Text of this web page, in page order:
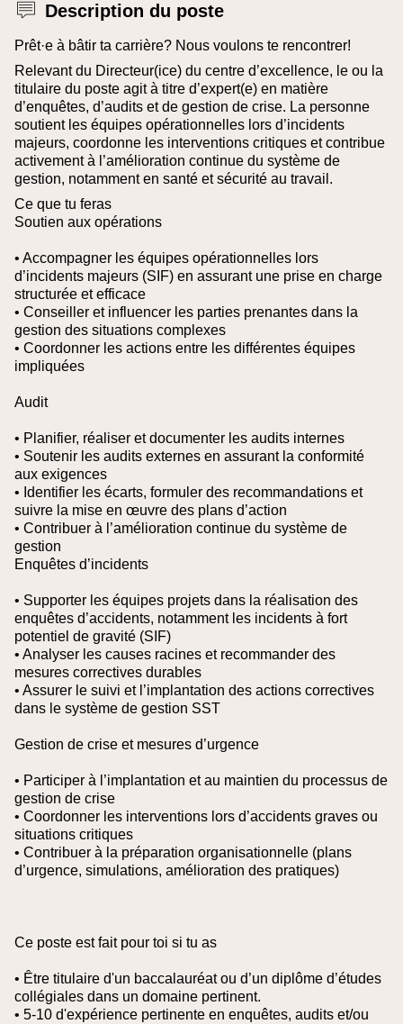
Description du poste
Prêt·e à bâtir ta carrière? Nous voulons te rencontrer!
Relevant du Directeur(ice) du centre d’excellence, le ou la
titulaire du poste agit à titre d’expert(e) en matière
d’enquêtes, d’audits et de gestion de crise. La personne
soutient les équipes opérationnelles lors d’incidents
majeurs, coordonne les interventions critiques et contribue
activement à l’amélioration continue du système de
gestion, notamment en santé et sécurité au travail.
Ce que tu feras
Soutien aux opérations
• Accompagner les équipes opérationnelles lors
d’incidents majeurs (SIF) en assurant une prise en charge
structurée et efficace
• Conseiller et influencer les parties prenantes dans la
gestion des situations complexes
• Coordonner les actions entre les différentes équipes
impliquées
Audit
• Planifier, réaliser et documenter les audits internes
• Soutenir les audits externes en assurant la conformité
aux exigences
• Identifier les écarts, formuler des recommandations et
suivre la mise en œuvre des plans d’action
• Contribuer à l’amélioration continue du système de
gestion
Enquêtes d’incidents
• Supporter les équipes projets dans la réalisation des
enquêtes d’accidents, notamment les incidents à fort
potentiel de gravité (SIF)
• Analyser les causes racines et recommander des
mesures correctives durables
• Assurer le suivi et l’implantation des actions correctives
dans le système de gestion SST
Gestion de crise et mesures d’urgence
• Participer à l’implantation et au maintien du processus de
gestion de crise
• Coordonner les interventions lors d’accidents graves ou
situations critiques
• Contribuer à la préparation organisationnelle (plans
d’urgence, simulations, amélioration des pratiques)
Ce poste est fait pour toi si tu as
• Être titulaire d'un baccalauréat ou d’un diplôme d’études
collégiales dans un domaine pertinent.
• 5-10 d'expérience pertinente en enquêtes, audits et/ou